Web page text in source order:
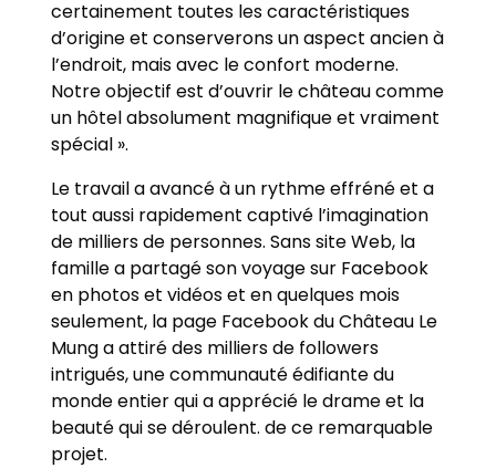
certainement toutes les caractéristiques
d’origine et conserverons un aspect ancien à
l’endroit, mais avec le confort moderne.
Notre objectif est d’ouvrir le château comme
un hôtel absolument magnifique et vraiment
spécial ».
Le travail a avancé à un rythme effréné et a
tout aussi rapidement captivé l’imagination
de milliers de personnes. Sans site Web, la
famille a partagé son voyage sur Facebook
en photos et vidéos et en quelques mois
seulement, la page Facebook du Château Le
Mung a attiré des milliers de followers
intrigués, une communauté édifiante du
monde entier qui a apprécié le drame et la
beauté qui se déroulent. de ce remarquable
projet.